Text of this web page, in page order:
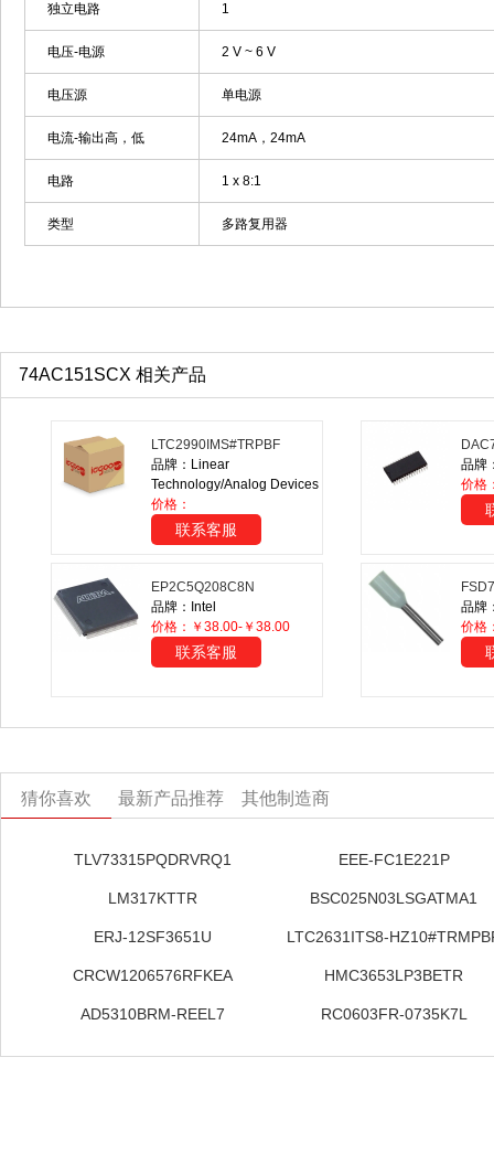
独立电路 1
电压-电源 2 V ~ 6 V
电压源 单电源
电流-输出高，低 24mA，24mA
电路 1 x 8:1
类型 多路复用器
74AC151SCX 相关产品
LTC2990IMS#TRPBF
品牌：Linear
Technology/Analog Devices
价格：
联系客服
品牌
价格
EP2C5Q208C8N
品牌：Intel
价格：￥38.00-￥38.00
联系客服
品牌
价格
猜你喜欢 最新产品推荐 其他制造商
TLV73315PQDRVRQ1 EEE-FC1E221P
LM317KTTR BSC025N03LSGATMA1
ERJ-12SF3651U LTC2631ITS8-
CRCW1206576RFKEA HMC3653LP3BETR
AD5310BRM-REEL7 RC0603FR-0735K7L